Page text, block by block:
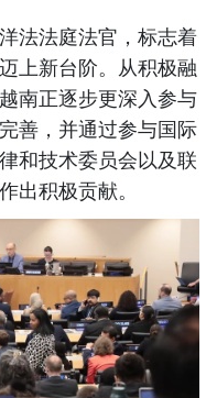
法法庭法官，标志着
上新台阶。从积极融
南正逐步更深入参与
善，并通过参与国际
和技术委员会以及联
出积极贡献。